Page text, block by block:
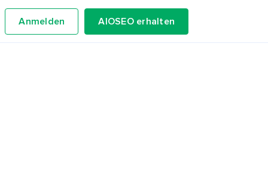
Anmelden AIOSEO erhalten